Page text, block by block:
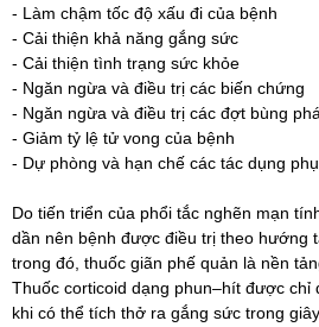
- Làm chậm tốc độ xấu đi của bệnh
- Cải thiện khả năng gắng sức
- Cải thiện tình trạng sức khỏe
- Ngăn ngừa và điều trị các biến chứng
- Ngăn ngừa và điều trị các đợt bùng
- Giảm tỷ lệ tử vong của bệnh
- Dự phòng và hạn chế các tác dụng
Do tiến triển của phổi tắc nghẽn mạn
dần nên bệnh được điều trị theo hướng
trong đó, thuốc giãn phế quản là nền
Thuốc corticoid dạng phun–hít được chỉ
khi có thể tích thở ra gắng sức trong